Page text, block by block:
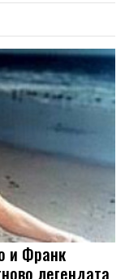
и Франк
легендата